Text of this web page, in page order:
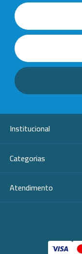
Institucional
Categorias
Atendimento